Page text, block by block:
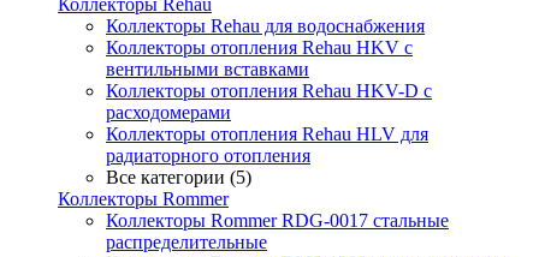
Коллекторы Rehau
Коллекторы Rehau для водоснабжения
Коллекторы отопления Rehau HKV с
вентильными вставками
Коллекторы отопления Rehau HKV-D с
расходомерами
Коллекторы отопления Rehau HLV для
радиаторного отопления
Все категории (5)
Коллекторы Rommer
Коллекторы Rommer RDG-0017 стальные
распределительные